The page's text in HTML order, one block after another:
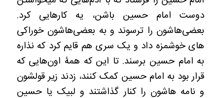
دوست امام حسین باشن، یه کارهایی کرد.
بعضی‌هاشون را ترسوند و به بعضی‌هاشون خوراکی
های خوشمزه داد و یک سری هم قایم کرد که نذاره
به امام حسین برسند. تا این که همۀ اون‌هایی که
قرار بود به امام حسین کمک کنند، زدند زیر قولشون
و نامه هاشون را کنار گذاشتند و لبیک یا حسین